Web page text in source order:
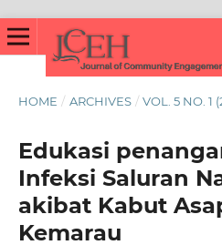
HOME / ARCHIVES / VOL. 5 NO. 1
Edukasi
Infeksi Saluran
akibat Kabut
Kemarau